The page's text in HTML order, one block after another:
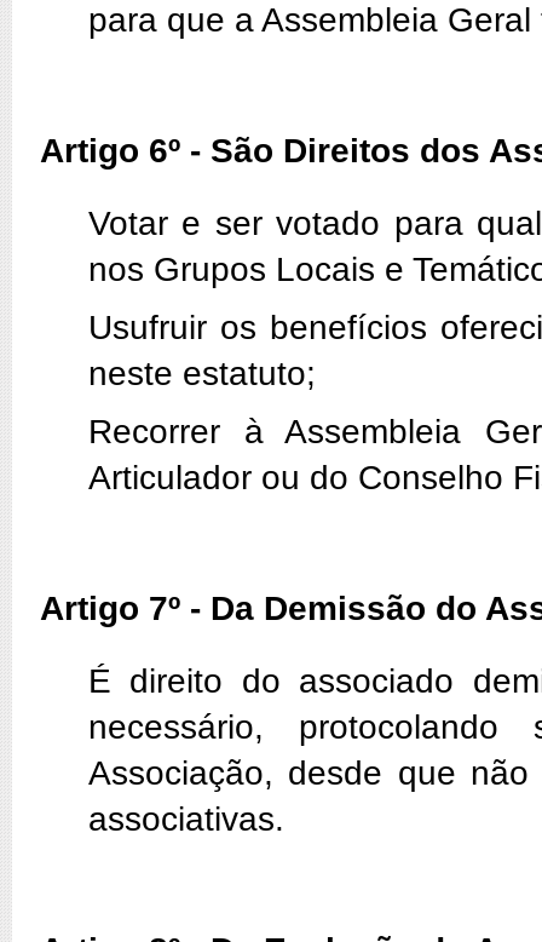
para que a Assembleia
Artigo 6º - São Direitos dos
Votar e ser votado para
nos Grupos Locais e
Usufruir os benefícios
neste estatuto;
Recorrer à Assembleia
Articulador ou do Conselho
Artigo 7º - Da Demissão do
É direito do associado
necessário,
Associação, desde que
associativas.